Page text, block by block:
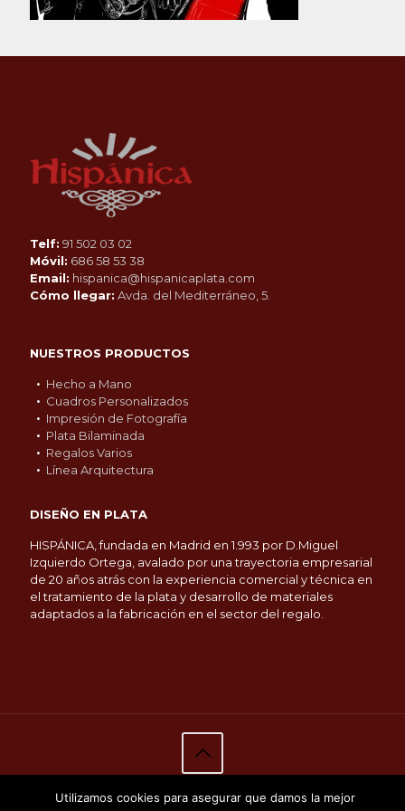
Telf: 91 502 03 02
Móvil: 686 58 53 38
Email: hispanica@hispanicaplata.com
Cómo llegar: Avda. del Mediterráneo, 5.
NUESTROS PRODUCTOS
Hecho a Mano
Cuadros Personalizados
Impresión de Fotografía
Plata Bilaminada
Regalos Varios
Línea Arquitectura
DISEÑO EN PLATA
HISPÁNICA, fundada en Madrid en 1.993 por D.Miguel
Izquierdo Ortega, avalado por una trayectoria empresarial
de 20 años atrás con la experiencia comercial y técnica en
el tratamiento de la plata y desarrollo de materiales
adaptados a la fabricación en el sector del regalo.
© 2019Hispánica Decoración S.L.Todos los derechos
Utilizamos cookies para asegurar que damos la mejor